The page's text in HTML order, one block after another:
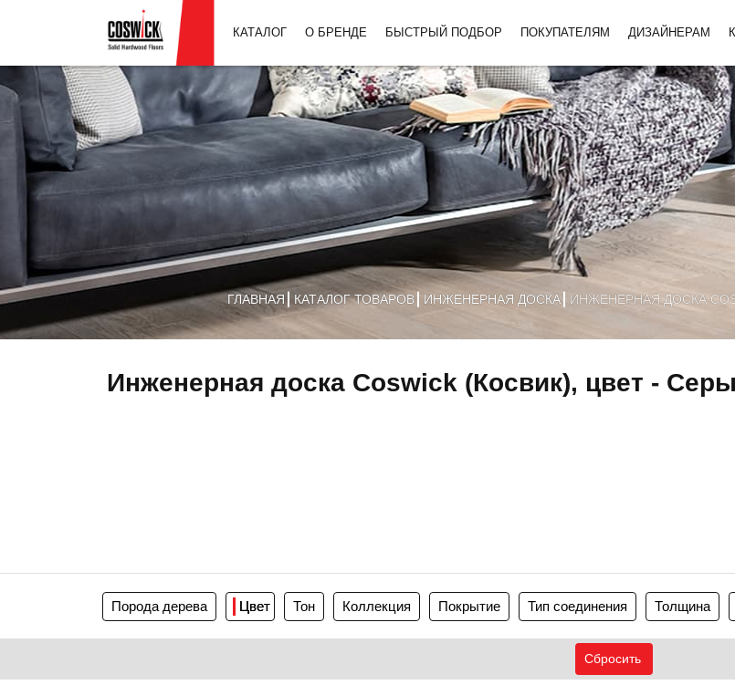
КАТАЛОГ О БРЕНДЕ БЫСТРЫЙ ПОДБОР ПОКУПАТЕЛЯМ ДИЗАЙНЕРАМ
ГЛАВНАЯ КАТАЛОГ ТОВАРОВ ИНЖЕНЕРНАЯ ДОСКА ИНЖЕНЕРНАЯ ДОСКА
Инженерная доска Coswick (Косвик), цвет -
Порода дерева Цвет Тон Коллекция Покрытие Тип соединения Толщина